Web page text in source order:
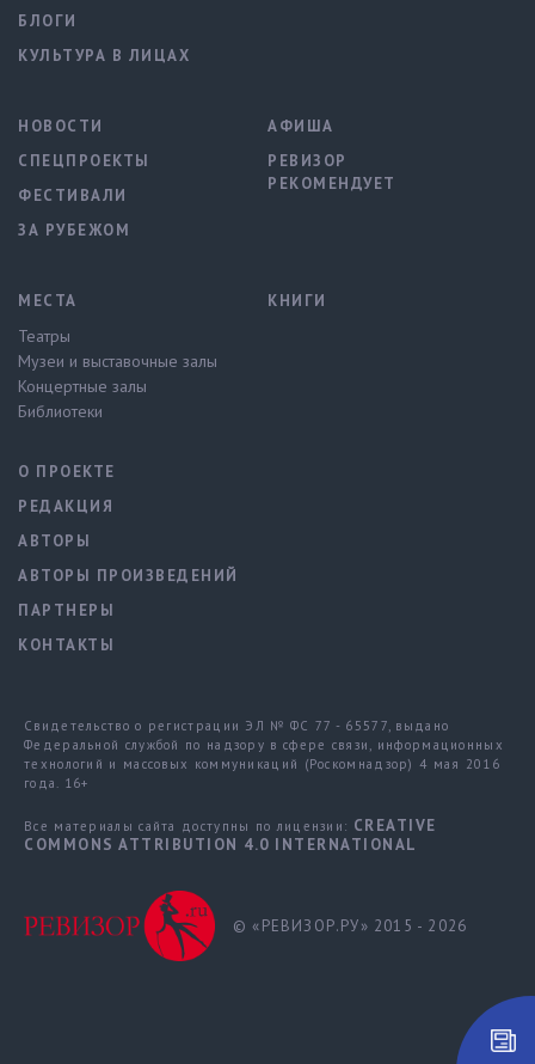
БЛОГИ
КУЛЬТУРА В ЛИЦАХ
НОВОСТИ
СПЕЦПРОЕКТЫ
ФЕСТИВАЛИ
ЗА РУБЕЖОМ
АФИША
РЕВИЗОР
РЕКОМЕНДУЕТ
МЕСТА
Театры
Музеи и выставочные залы
Концертные залы
Библиотеки
КНИГИ
О ПРОЕКТЕ
РЕДАКЦИЯ
АВТОРЫ
АВТОРЫ ПРОИЗВЕДЕНИЙ
ПАРТНЕРЫ
КОНТАКТЫ
Свидетельство о регистрации ЭЛ № ФС 77 - 65577, выдано
Федеральной службой по надзору в сфере связи, информационных
технологий и массовых коммуникаций (Роскомнадзор) 4 мая 2016
года. 16+
Все материалы сайта доступны по лицензии: CREATIVE
COMMONS ATTRIBUTION 4.0 INTERNATIONAL
© «РЕВИЗОР.РУ» 2015 - 2026